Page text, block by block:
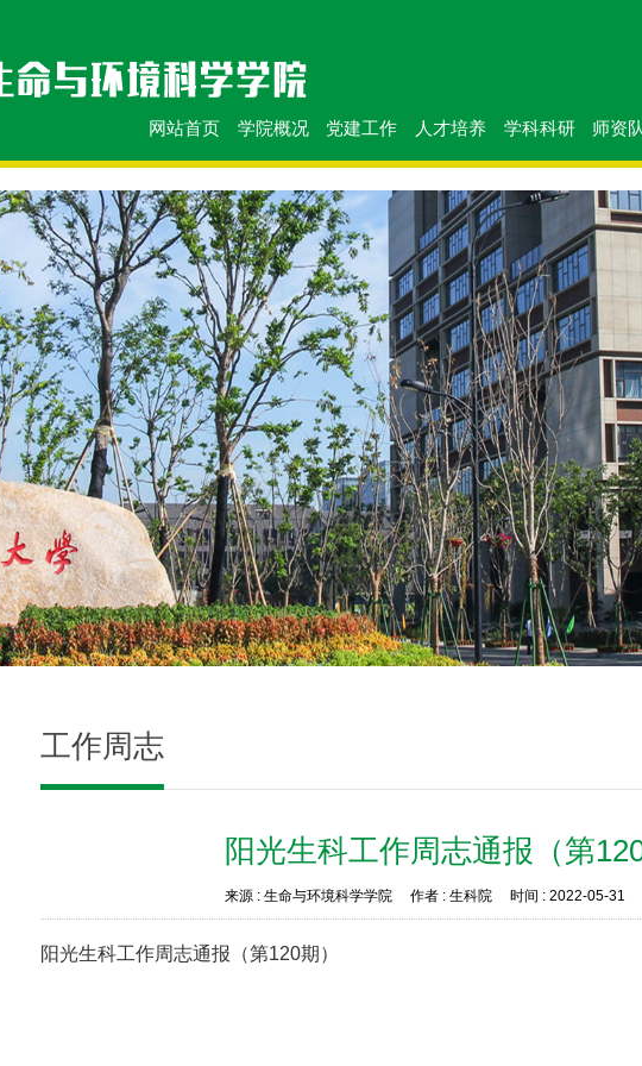
网站首页 学院概况 党建工作 人才培养 学科科研 师资
工作周志
阳光生科工作周志通报（第120
来源 :生命与环境科学学院 作者 :生科院 时间 :2022-05-31
阳光生科工作周志通报（第120期）